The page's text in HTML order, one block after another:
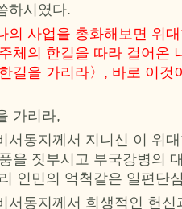
하시였다.
의 사업을 총화해보면 위
체의 한길을 따라 걸어온
길을 가리라〉, 바로 이것
가리라,
서동지께서 지니신 이 위
을 짓부시고 부국강병의
인민의 억척같은 일편단
서동지께서 희생적인 헌